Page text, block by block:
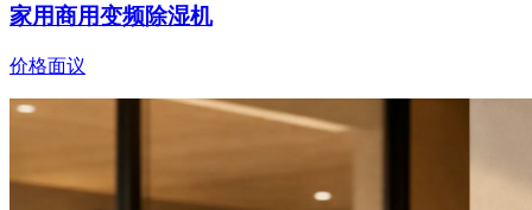
家用商用变频除湿机
价格面议